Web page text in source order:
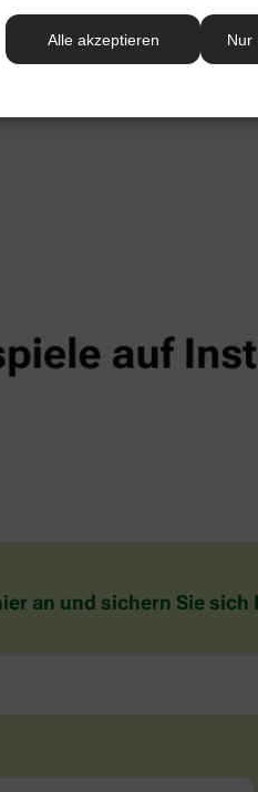
Alle akzeptieren Nur
an und sichern Sie